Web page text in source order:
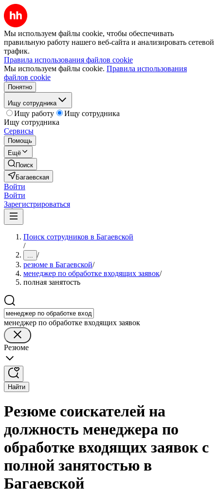
Мы используем файлы cookie, чтобы обеспечивать
правильную работу нашего веб-сайта и анализировать сетевой
трафик.
Правила использования файлов cookie
Мы используем файлы cookie. Правила использования
файлов cookie
Понятно
Ищу сотрудника
Ищу работу
Ищу сотрудника
Ищу сотрудника
Сервисы
Помощь
Ещё
Поиск
Багаевская
Войти
Войти
Зарегистрироваться
Поиск сотрудников в Багаевской
/
... /
резюме в Багаевской/
менеджер по обработке входящих заявок/
полная занятость
менеджер по обработке входящих заявок
Резюме
Найти
Резюме соискателей на
должность менеджера по
обработке входящих заявок с
полной занятостью в
Багаевской